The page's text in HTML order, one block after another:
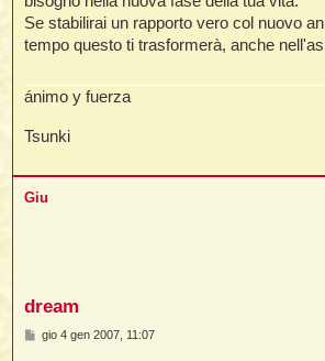
Se stabilirai un rapporto vero col nuovo
tempo questo ti trasformerà, anche
ánimo y fuerza
Tsunki
Giu
dream
M
gio 4 gen 2007, 11:07